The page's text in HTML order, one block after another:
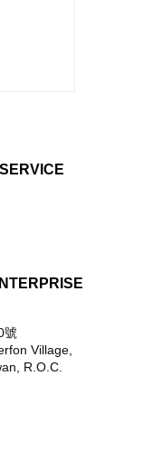
號
Village,
R.O.C.